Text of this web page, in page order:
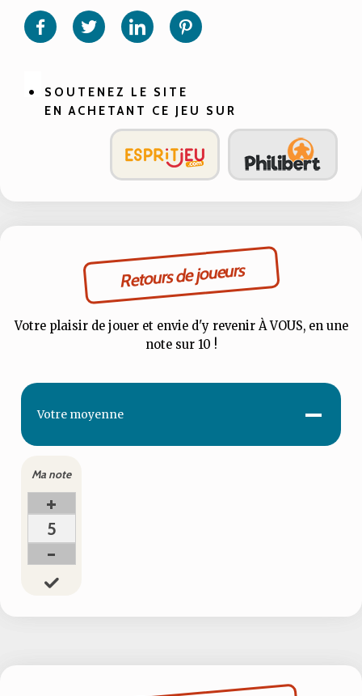
sur sur sur
SOUTENEZ LE SITE
EN ACHETANT CE JEU SUR
Retours de joueurs
Votre plaisir de jouer et envie d'y revenir À VOUS, en une
note sur 10 !
Votre moyenne -
Ma note
+
5
-